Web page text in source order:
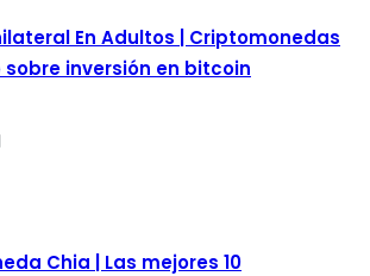
En Adultos | Criptomonedas
inversión en bitcoin
Chia | Las mejores 10